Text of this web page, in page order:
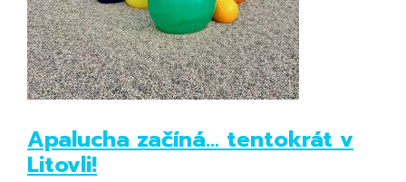
Apalucha začíná... tentokrát v
Litovli!